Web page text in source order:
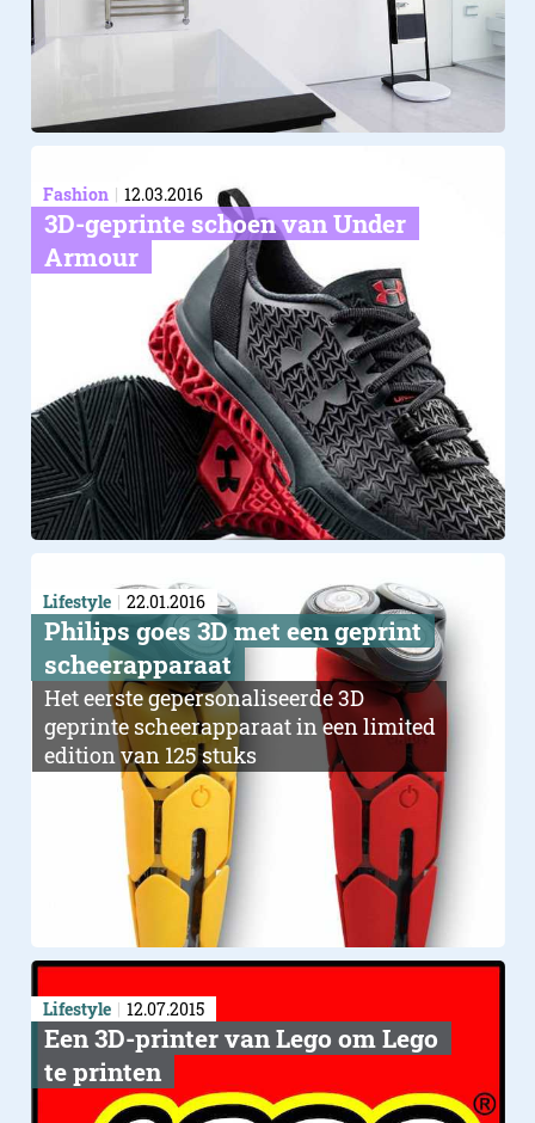
Fashion 12.03.2016
3D-geprinte schoen van Under
Armour
Lifestyle 22.01.2016
​Philips goes 3D met een geprint
scheerapparaat
Het eerste gepersonaliseerde 3D
geprinte scheerapparaat in een limited
edition van 125 stuks
Lifestyle 12.07.2015
Een 3D-printer van Lego om Lego
te printen